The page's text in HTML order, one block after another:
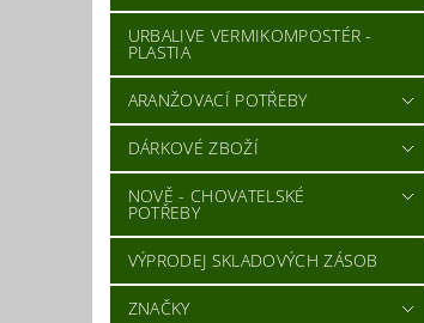
URBALIVE VERMIKOMPOSTÉR -
PLASTIA
ARANŽOVACÍ POTŘEBY
DÁRKOVÉ ZBOŽÍ
NOVĚ - CHOVATELSKÉ
POTŘEBY
VÝPRODEJ SKLADOVÝCH ZÁSOB
ZNAČKY